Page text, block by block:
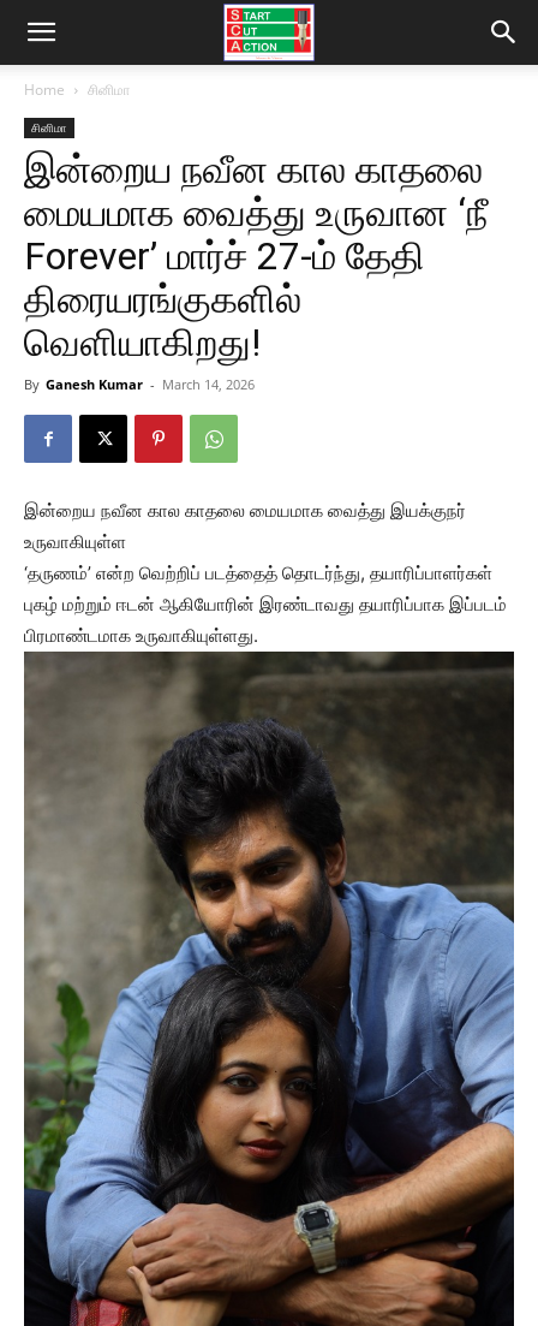
Home சினிமா
சினிமா
இன்றைய நவீன கால காதலை
மையமாக வைத்து உருவான ‘நீ
Forever’ மார்ச் 27-ம் தேதி
திரையரங்குகளில்
வெளியாகிறது!
By Ganesh Kumar - March 14, 2026
இன்றைய நவீன கால காதலை மையமாக வைத்து இயக்குநர்
உருவாகியுள்ள
‘தருணம்’ என்ற வெற்றிப் படத்தைத் தொடர்ந்து, தயாரிப்பாளர்கள்
புகழ் மற்றும் ஈடன் ஆகியோரின் இரண்டாவது தயாரிப்பாக இப்படம்
பிரமாண்டமாக உருவாகியுள்ளது.